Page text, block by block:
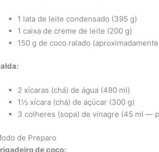
1 lata de leite condensado (395 g)
1 caixa de creme de leite (200 g)
150 g de coco ralado
2 xícaras (chá) de água (480 ml)
1½ xícara (chá) de açúcar (300 g)
3 colheres (sopa) de vinagre (45 ml —
de Preparo
de coco: